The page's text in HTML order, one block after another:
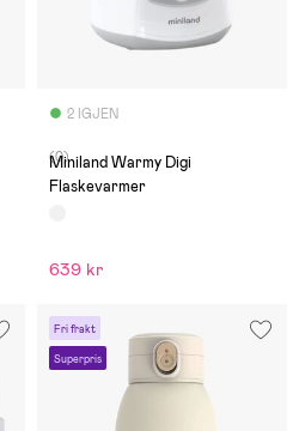
2 IGJEN
(0)
Miniland Warmy Digi
Flaskevarmer
639 kr
Fri frakt
Superpris